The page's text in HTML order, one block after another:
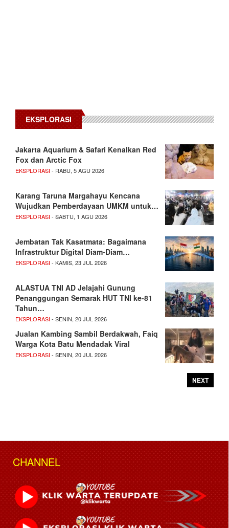
EKSPLORASI
Jakarta Aquarium & Safari Kenalkan Red
Fox dan Arctic Fox
EKSPLORASI- RABU, 5 AGU 2026
Karang Taruna Margahayu Kencana
Wujudkan Pemberdayaan UMKM untuk…
EKSPLORASI- SABTU, 1 AGU 2026
Jembatan Tak Kasatmata: Bagaimana
Infrastruktur Digital Diam-Diam…
EKSPLORASI- KAMIS, 23 JUL 2026
ALASTUA TNI AD Jelajahi Gunung
Penanggungan Semarak HUT TNI ke-81
Tahun…
EKSPLORASI- SENIN, 20 JUL 2026
Jualan Kambing Sambil Berdakwah, Faiq
Warga Kota Batu Mendadak Viral
EKSPLORASI- SENIN, 20 JUL 2026
NEXT
CHANNEL